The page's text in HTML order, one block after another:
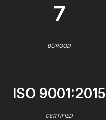
7
BÜROOD
ISO 9001:2015
CERTIFIED